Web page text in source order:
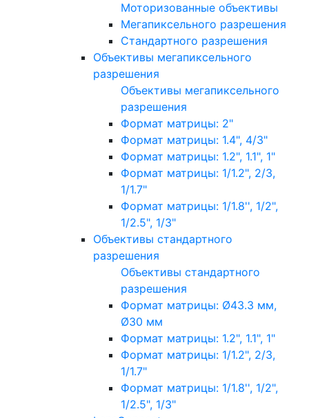
Моторизованные объективы
Мегапиксельного разрешения
Стандартного разрешения
Объективы мегапиксельного
разрешения
Объективы мегапиксельного
разрешения
Формат матрицы: 2"
Формат матрицы: 1.4", 4/3"
Формат матрицы: 1.2", 1.1", 1"
Формат матрицы: 1/1.2", 2/3,
1/1.7"
Формат матрицы: 1/1.8'', 1/2",
1/2.5", 1/3"
Объективы стандартного
разрешения
Объективы стандартного
разрешения
Формат матрицы: Ø43.3 мм,
Ø30 мм
Формат матрицы: 1.2", 1.1", 1"
Формат матрицы: 1/1.2", 2/3,
1/1.7"
Формат матрицы: 1/1.8'', 1/2",
1/2.5", 1/3"